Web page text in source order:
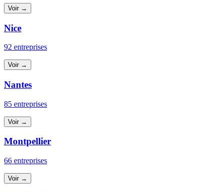
Voir →
Nice
92 entreprises
Voir →
Nantes
85 entreprises
Voir →
Montpellier
66 entreprises
Voir →